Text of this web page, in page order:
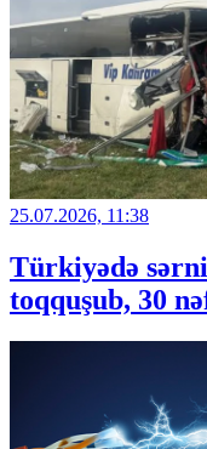
25.07.2026, 11:38
Türkiyədə
toqquşub, 30